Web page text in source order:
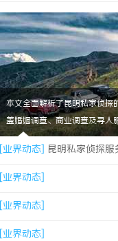
本文全面解析了昆明私家侦探
盖婚姻调查、商业调查及寻人
[业界动态] 昆明私家侦探
助您解决疑难问题
[业界动态]
[业界动态]
[业界动态]